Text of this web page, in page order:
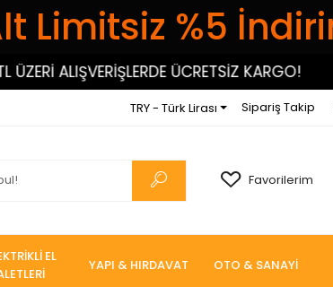
Limitsiz %5
ALIŞVERİŞLERDE ÜCRETSİZ KARGO!
TRY - Türk Lirası Sipariş Takip
Favorilerim
EL
YAPI & HIRDAVAT OTO & SANAYİ